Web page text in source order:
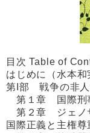
目次 Table of
はじめに（水本和
第I部 戦争の非人
第１章 国際刑
第２章 ジェノ
国際正義と主権